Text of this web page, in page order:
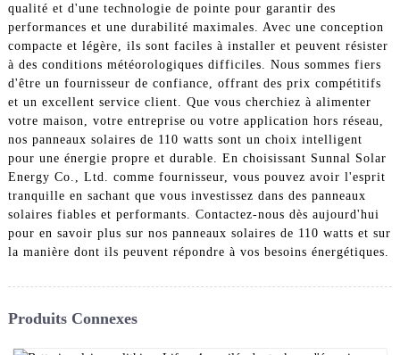
qualité et d'une technologie de pointe pour garantir des
performances et une durabilité maximales. Avec une conception
compacte et légère, ils sont faciles à installer et peuvent résister
à des conditions météorologiques difficiles. Nous sommes fiers
d'être un fournisseur de confiance, offrant des prix compétitifs
et un excellent service client. Que vous cherchiez à alimenter
votre maison, votre entreprise ou votre application hors réseau,
nos panneaux solaires de 110 watts sont un choix intelligent
pour une énergie propre et durable. En choisissant Sunnal Solar
Energy Co., Ltd. comme fournisseur, vous pouvez avoir l'esprit
tranquille en sachant que vous investissez dans des panneaux
solaires fiables et performants. Contactez-nous dès aujourd'hui
pour en savoir plus sur nos panneaux solaires de 110 watts et sur
la manière dont ils peuvent répondre à vos besoins énergétiques.
Produits Connexes